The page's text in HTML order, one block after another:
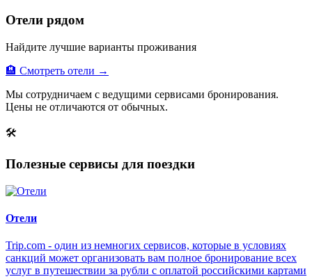
Отели рядом
Найдите лучшие варианты проживания
🏨 Смотреть отели →
Мы сотрудничаем с ведущими сервисами бронирования.
Цены не отличаются от обычных.
🛠
Полезные сервисы для поездки
Отели
Trip.com - один из немногих сервисов, которые в условиях
санкций может организовать вам полное бронирование всех
услуг в путешествии за рубли с оплатой российскими картами